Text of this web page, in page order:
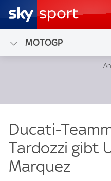
MOTOGP
Ducati-
Tardozzi gibt
Marquez